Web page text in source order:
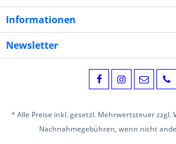
Informationen
Newsletter
* Alle Preise inkl. gesetzl. Mehrwertsteuer zzgl.
Nachnahmegebühren, wenn nicht